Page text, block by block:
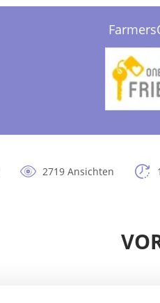
2719 Ansichten